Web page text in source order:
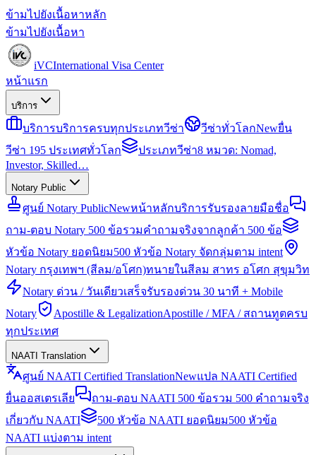
ข้ามไปยังเนื้อหาหลัก
ข้ามไปยังเนื้อหา
iVCInternational Visa Center
หน้าแรก
บริการ
บริการบริการครบทุกประเภทวีซ่า วีซ่าทั่วโลกNewยื่น
วีซ่า 195 ประเทศทั่วโลก
ประเภทวีซ่า8 หมวด: Nomad,
Investor, Skilled…
Notary Public
ศูนย์ Notary PublicNewหน้าหลักบริการรับรองลายมือชื่อ
ถาม-ตอบ Notary 500 ข้อรวมคำถามจริงจากลูกค้า 500 ข้อ
หัวข้อ Notary ยอดนิยม500 หัวข้อ Notary จัดกลุ่มตาม intent
Notary กรุงเทพฯ (สีลม/อโศก)ทนายในสีลม สาทร อโศก สุขุมวิท
Notary ด่วน / วันเดียวเสร็จรับรองด่วน 30 นาที + Mobile
Notary
Apostille & LegalizationApostille / MFA / สถานทูตครบ
ทุกประเทศ
NAATI Translation
ศูนย์ NAATI Certified TranslationNewแปล NAATI Certified
ยื่นออสเตรเลีย
ถาม-ตอบ NAATI 500 ข้อรวม 500 คำถามจริง
เกี่ยวกับ NAATI
500 หัวข้อ NAATI ยอดนิยม500 หัวข้อ
NAATI แบ่งตาม intent